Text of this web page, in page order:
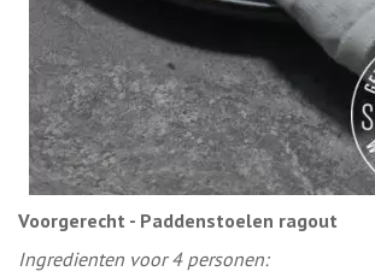
Voorgerecht - Paddenstoelen ragout
Ingredienten voor 4 personen: